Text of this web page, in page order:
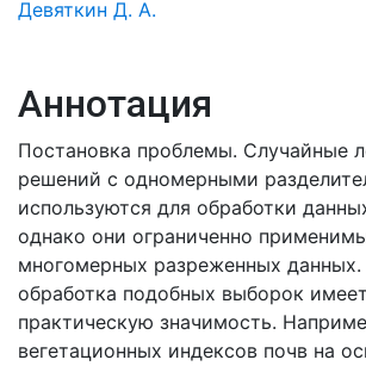
Девяткин Д. А.
Аннотация
Постановка проблемы. Случайные
решений с одномерными
используются для обработки
однако они ограниченно
многомерных разреженных
обработка подобных выборок
практическую значимость.
вегетационных индексов почв на